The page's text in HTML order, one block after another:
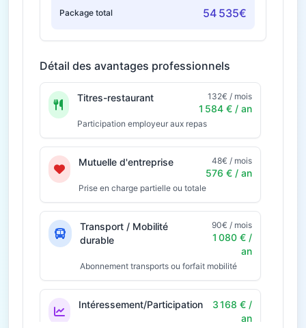
Package total 54 535€
Détail des avantages professionnels
Titres-restaurant 132€ / mois
1 584 € / an
Participation employeur aux repas
Mutuelle d'entreprise 48€ / mois
576 € / an
Prise en charge partielle ou totale
Transport / Mobilité
durable
90€ / mois
1 080 € /
an
Abonnement transports ou forfait mobilité
Intéressement/Participation
3 168 € /
an